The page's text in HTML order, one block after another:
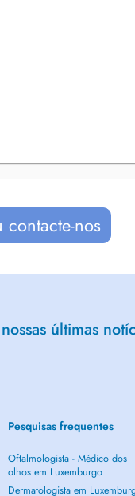
nos
últimas
Pesquisas frequentes
Oftalmologista - Médico dos
olhos em Luxemburgo
Dermatologista em